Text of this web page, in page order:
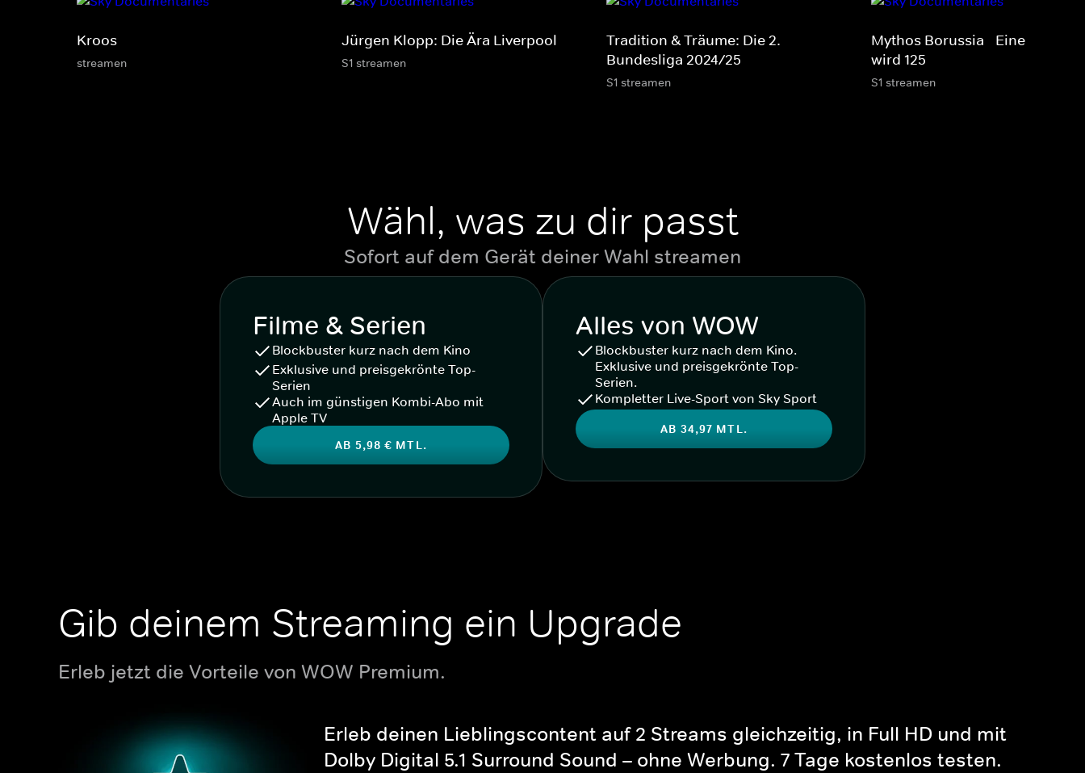
Kroos
streamen
Jürgen Klopp: Die Ära Liverpool
S1 streamen
Tradition & Träume: Die 2.
Bundesliga 2024/25
S1 streamen
Mythos Borussia - Eine
wird 125
S1 streamen
Wähl, was zu dir passt
Sofort auf dem Gerät deiner Wahl streamen
Filme & Serien
Blockbuster kurz nach dem Kino
Exklusive und preisgekrönte Top-
Serien
Auch im günstigen Kombi-Abo mit
Apple TV
AB 5,98 € MTL.
Alles von WOW
Blockbuster kurz nach dem Kino.
Exklusive und preisgekrönte Top-
Serien.
Kompletter Live-Sport von Sky Sport
AB 34,97 MTL.
Gib deinem Streaming ein Upgrade
Erleb jetzt die Vorteile von WOW Premium.
Erleb deinen Lieblingscontent auf 2 Streams gleichzeitig, in Full HD und mit
Dolby Digital 5.1 Surround Sound – ohne Werbung. 7 Tage kostenlos testen.